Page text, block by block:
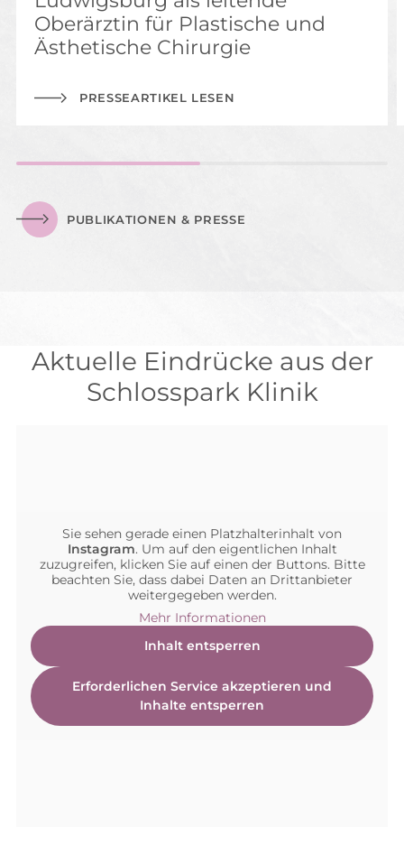
Oberärztin für Plastische und
Ästhetische Chirurgie
PRESSEARTIKEL LESEN
PUBLIKATIONEN & PRESSE
Aktuelle Eindrücke aus der
Schlosspark Klinik
Sie sehen gerade einen Platzhalterinhalt von
Instagram. Um auf den eigentlichen Inhalt
zuzugreifen, klicken Sie auf einen der Buttons. Bitte
beachten Sie, dass dabei Daten an Drittanbieter
weitergegeben werden.
Mehr Informationen
Inhalt entsperren
Erforderlichen Service akzeptieren und
Inhalte entsperren